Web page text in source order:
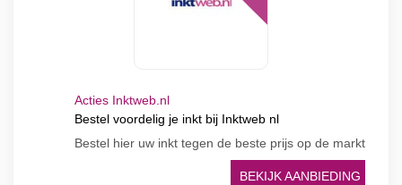
Acties Inktweb.nl
Bestel voordelig je inkt bij Inktweb nl
Bestel hier uw inkt tegen de beste prijs op de markt
BEKIJK AANBIEDING